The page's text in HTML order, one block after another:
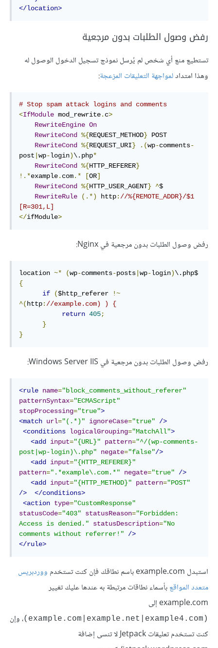
</location>
رفض وصول الطلبات بدون مرجعية
تستطيع منع أي شخص لم يُرسل نموذج تسجيل الدخول الوصول له
وهذا امتدادلمواجهة التعليقات المزعجة:
# Stop spam attack logins and comments
<IfModule mod_rewrite. c>
RewriteEngine On
RewriteCond %{REQUEST_METHOD} POST
RewriteCond %{REQUEST_URI} .(wp-comments-
post wp-login)\.php*
RewriteCond %{HTTP_REFERER}
!.*example. com.* [OR]
RewriteCond %{HTTP_USER_AGENT} ^$
RewriteRule
(.*) http: //%{REMOTE_ADDR}/$1
[R=301,L]
</ifModule>
رفض وصول الطلبات بدون مرجعية في Nginx:
location ~* (wp-comments-posts wp-login)
{
if
($http_referer
!~
^(http: //example.com) ) {
return 405;
}
}
رفض وصول الطلبات بدون مرجعية في Windows Server IIS:
<rule name="block_comments_without_referer"
patternSyntax="ECMAScript"
stopProcessing="true">
<match url="(.*)" ignoreCase="true"
/>
<conditions logicalGrouping="MatchAll">
<add input="{URL}" pattern="^/(wp-comments-
post|wp-login)\.php"
negate="false"/>
<add input="{HTTP_REFERER}"
pattern=".*example\.com.*" negate="true"
/>
<add input="{HTTP_METHOD}" pattern="POST"
/>
</conditions>
<action type="CustomResponse"
statusCode="403" statusReason="Forbidden:
Access is denied."
statusDescription="No
comments without referrer!"
/>
</rule>
استبدل example.com باسم نطاقك فإن كنت تستخدم
ووردبريس
متعدد المواقعبأسماء نطاقات مرتبطة به عندها عليك تغيير
example.com إلى
(example.com|example.net|example4.com)
، وإن
كنت تستخدم تعليقات Jetpack لا تنسى إضافة